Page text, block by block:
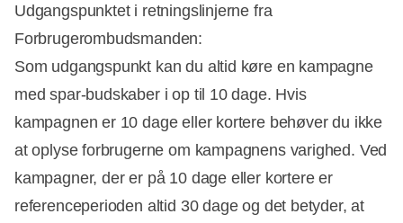
Udgangspunktet i retningslinjerne fra
Forbrugerombudsmanden:
Som udgangspunkt kan du altid køre en kampagne
med spar-budskaber i op til 10 dage. Hvis
kampagnen er 10 dage eller kortere behøver du ikke
at oplyse forbrugerne om kampagnens varighed. Ved
kampagner, der er på 10 dage eller kortere er
referenceperioden altid 30 dage og det betyder, at